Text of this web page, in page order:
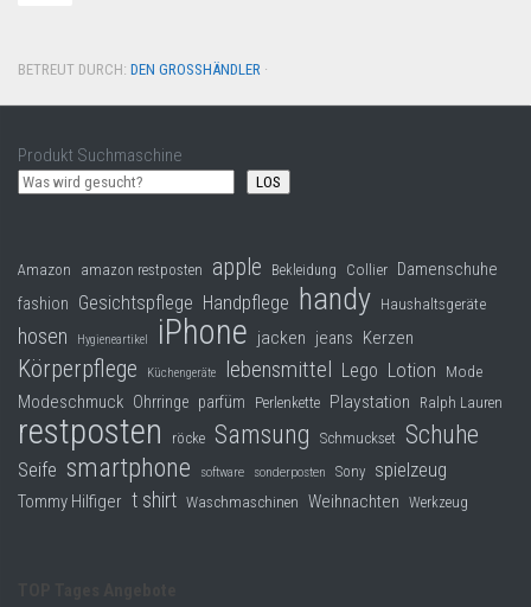
BETREUT DURCH: DEN GROSSHÄNDLER ·
Produkt Suchmaschine
LOS
Amazon amazon restposten apple Bekleidung Collier Damenschuhe
fashion Gesichtspflege Handpflege handy Haushaltsgeräte
hosen Hygieneartikel iPhone jacken jeans Kerzen
Körperpflege Küchengeräte lebensmittel Lego Lotion Mode
Modeschmuck Ohrringe parfüm Perlenkette Playstation Ralph Lauren
restposten röcke Samsung Schmuckset Schuhe
Seife smartphone software sonderposten Sony spielzeug
Tommy Hilfiger t shirt Waschmaschinen Weihnachten Werkzeug